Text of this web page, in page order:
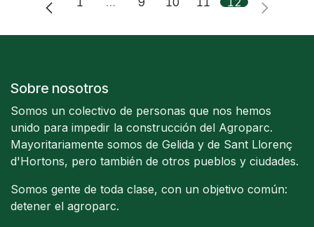
Sobre nosotros
Somos un colectivo de personas que nos hemos
unido para impedir la construcción del Agroparc.
Mayoritariamente somos de Gelida y de Sant Llorenç
d'Hortons, pero también de otros pueblos y ciudades.
Somos gente de toda clase, con un objetivo común:
detener el agroparc.